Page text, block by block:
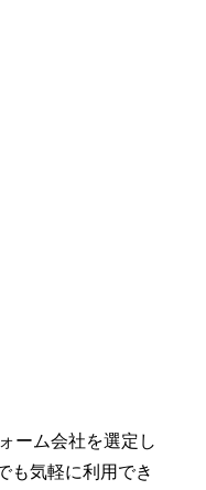
ーム会社を選定し
も気軽に利用でき